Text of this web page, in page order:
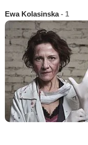
Ewa Kolasinska- 1